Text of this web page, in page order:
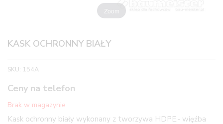
Zoom
KASK OCHRONNY BIAŁY
SKU: 154A
Ceny na telefon
Brak w magazynie
Kask ochronny biały wykonany z tworzywa HDPE.- więźba